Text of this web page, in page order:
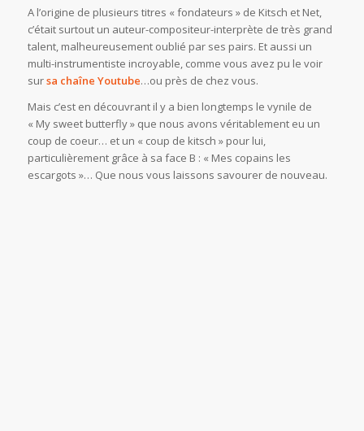
A l’origine de plusieurs titres « fondateurs » de Kitsch et Net,
c’était surtout un auteur-compositeur-interprète de très grand
talent, malheureusement oublié par ses pairs. Et aussi un
multi-instrumentiste incroyable, comme vous avez pu le voir
sursa chaîne Youtube…ou près de chez vous.
Mais c’est en découvrant il y a bien longtemps le vynile de
« My sweet butterfly » que nous avons véritablement eu un
coup de coeur… et un « coup de kitsch » pour lui,
particulièrement grâce à sa face B : « Mes copains les
escargots »… Que nous vous laissons savourer de nouveau.